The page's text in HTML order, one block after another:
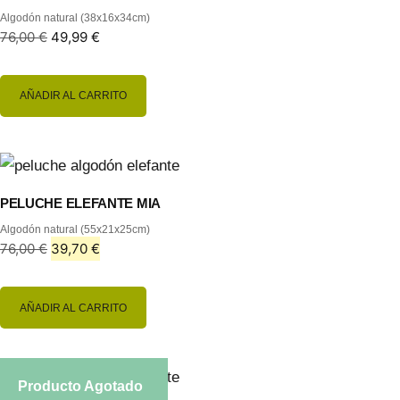
Algodón natural (38x16x34cm)
76,00€ 49,99 €
AÑADIR AL CARRITO
PELUCHE ELEFANTE MIA
Algodón natural (55x21x25cm)
76,00€ 39,70 €
AÑADIR AL CARRITO
Producto Agotado